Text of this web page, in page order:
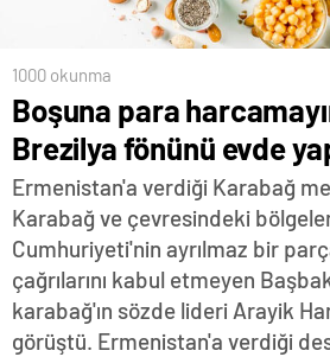
1000 okunma
Boşuna para
Brezilya fönünü evde
Ermenistan'a verdiği Karabağ
Karabağ ve çevresindeki
Cumhuriyeti'nin ayrılmaz bir
çağrılarını kabul etmeyen
karabağ'ın sözde lideri Arayik
görüştü. Ermenistan'a verdiği